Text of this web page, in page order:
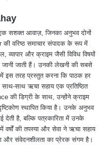
सशक्त आवाज़, जिनका अनुभव दोनों
की वरिष्ठ समाचार संपादक के रूप में
और क्राइम जैसी विविध विषयों
जाती हैं। उनकी लेखनी की सबसे
इस तरह प्रस्तुत करना कि पाठक हर
साथ ऋचा सहाय एक प्रतिष्ठित
की डिग्री के साथ, उन्होंने क्राइम
स्थापित किया है। उनके अनुभव
देती है, बल्कि पत्रकारिता में उनके
में वर्षों की तपस्या और सेवा ने ऋचा सहाय
और संवेदनशीलता का प्रेरक संगम है।